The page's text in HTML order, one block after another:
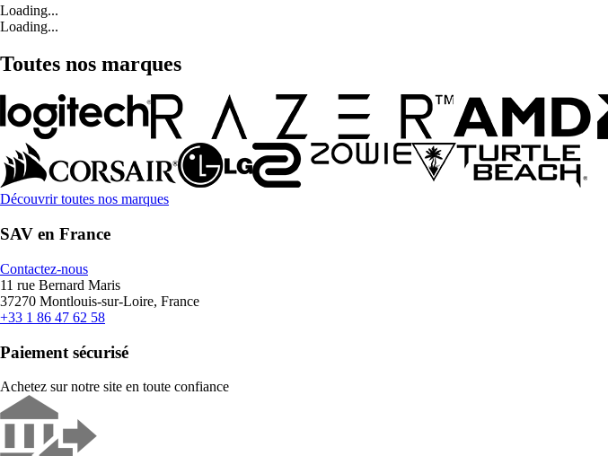
Loading...
Loading...
Toutes nos marques
Découvrir toutes nos marques
SAV en France
Contactez-nous
11 rue Bernard Maris
37270 Montlouis-sur-Loire, France
+33 1 86 47 62 58
Paiement sécurisé
Achetez sur notre site en toute confiance